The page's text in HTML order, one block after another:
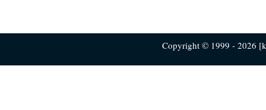
Copyright © 1999 - 2026